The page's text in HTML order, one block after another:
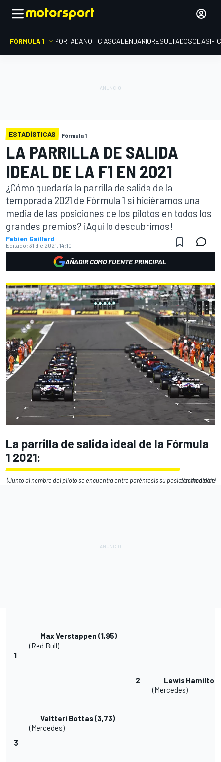
FÓRMULA 1 PORTADANOTICIASCALENDARIORESULTADOS
ESTADÍSTICAS Fórmula 1
LA PARRILLA DE SALIDA
IDEAL DE LA F1 EN 2021
¿Cómo quedaría la parrilla de salida de la
temporada 2021 de Fórmula 1 si hiciéramos una
media de las posiciones de los pilotos en todos los
grandes premios? ¡Aquí lo descubrimos!
Fabien Gaillard
Editado: 31 dic 2021, 14:10
AÑADIR COMO FUENTE PRINCIPAL
La parrilla de salida ideal de la Fórmula
1 2021:
(Junto al nombre del piloto se encuentra entre paréntesis su posición media de clasificación)
1
Max Verstappen (1,95)
(Red Bull)
2 Lewis Hamilton
(Mercedes)
3
Valtteri Bottas(3,73)
(Mercedes)